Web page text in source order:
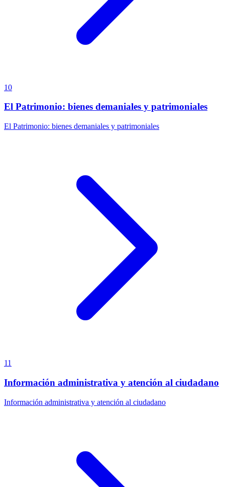
10
El Patrimonio: bienes demaniales y patrimoniales
El Patrimonio: bienes demaniales y patrimoniales
11
Información administrativa y atención al ciudadano
Información administrativa y atención al ciudadano